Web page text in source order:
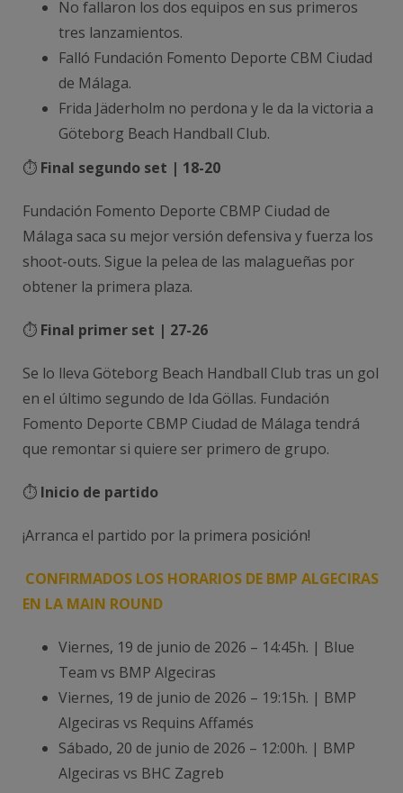
No fallaron los dos equipos en sus primeros
tres lanzamientos.
Falló Fundación Fomento Deporte CBM Ciudad
de Málaga.
Frida Jäderholm no perdona y le da la victoria a
Göteborg Beach Handball Club.
⏱️ Final segundo set | 18-20
Fundación Fomento Deporte CBMP Ciudad de
Málaga saca su mejor versión defensiva y fuerza los
shoot-outs. Sigue la pelea de las malagueñas por
obtener la primera plaza.
⏱️ Final primer set | 27-26
Se lo lleva Göteborg Beach Handball Club tras un gol
en el último segundo de Ida Göllas. Fundación
Fomento Deporte CBMP Ciudad de Málaga tendrá
que remontar si quiere ser primero de grupo.
⏱️ Inicio de partido
¡Arranca el partido por la primera posición!
CONFIRMADOS LOS HORARIOS DE BMP ALGECIRAS
EN LA MAIN ROUND
Viernes, 19 de junio de 2026 – 14:45h. | Blue
Team vs BMP Algeciras
Viernes, 19 de junio de 2026 – 19:15h. | BMP
Algeciras vs Requins Affamés
Sábado, 20 de junio de 2026 – 12:00h. | BMP
Algeciras vs BHC Zagreb